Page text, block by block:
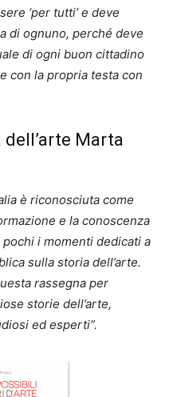
‘per tutti’ e deve
di ognuno, perché deve
di ogni buon cittadino
con la propria testa con
Marta
è riconosciuta come
e la conoscenza
i momenti dedicati a
sulla storia dell’arte.
rassegna per
storie dell’arte,
ed esperti”.